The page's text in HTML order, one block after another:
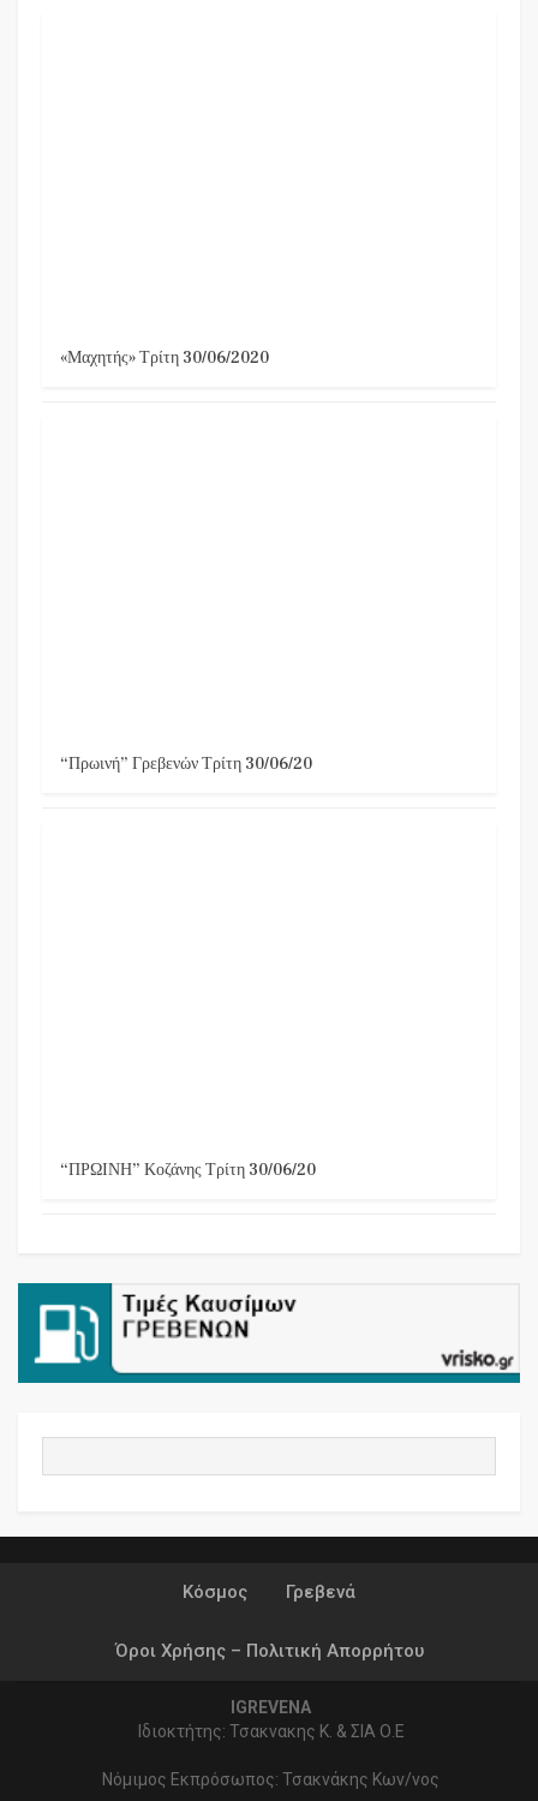
«Μαχητής» Τρίτη 30/06/2020
“Πρωινή” Γρεβενών Τρίτη 30/06/20
“ΠΡΩΙΝΗ” Κοζάνης Τρίτη 30/06/20
Κόσμος Γρεβενά
Όροι Χρήσης – Πολιτική Απορρήτου
IGREVENA
Ιδιοκτήτης: Τσακνακης Κ. & ΣΙΑ Ο.Ε
Νόμιμος Εκπρόσωπος: Τσακνάκης Κων/νος